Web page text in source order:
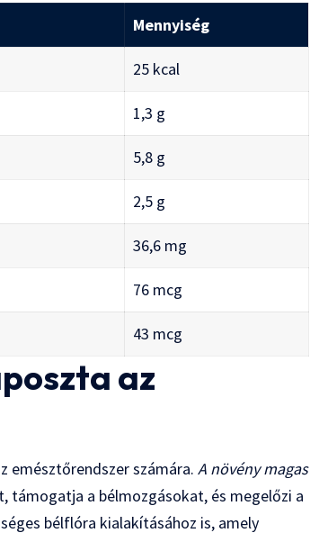
Mennyiség
25 kcal
1,3 g
5,8 g
2,5 g
36,6 mg
76 mcg
43 mcg
az
emésztőrendszer számára.A növény magas
támogatja a bélmozgásokat, és megelőzi a
bélflóra kialakításához is, amely